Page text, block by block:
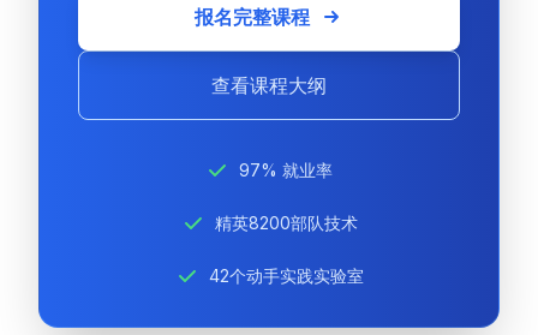
报名完整课程
查看课程大纲
97% 就业率
精英8200部队技术
42个动手实践实验室